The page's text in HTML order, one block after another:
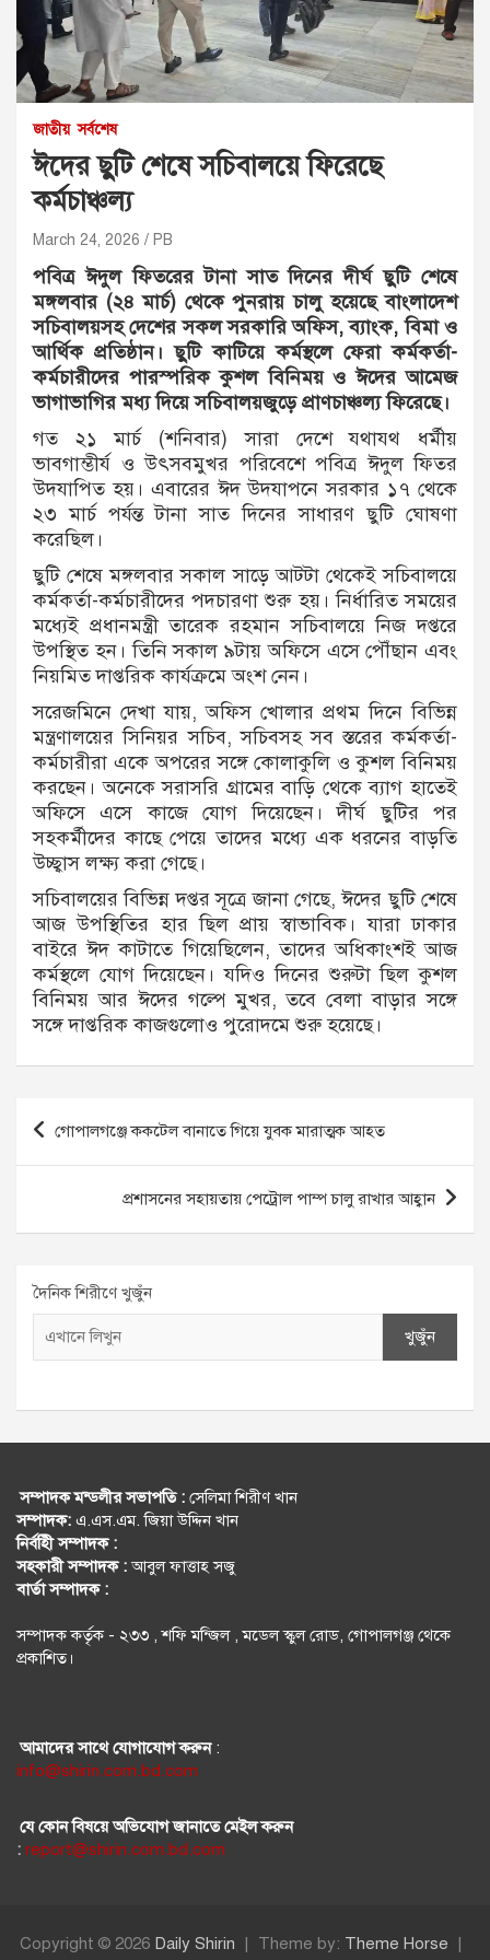
জাতীয় সর্বশেষ
ঈদের ছুটি শেষে সচিবালয়ে ফিরেছে
কর্মচাঞ্চল্য
March 24, 2026 PB
পবিত্র ঈদুল ফিতরের টানা সাত দিনের দীর্ঘ ছুটি শেষে
মঙ্গলবার (২৪ মার্চ) থেকে পুনরায় চালু হয়েছে বাংলাদেশ
সচিবালয়সহ দেশের সকল সরকারি অফিস, ব্যাংক, বিমা ও
আর্থিক প্রতিষ্ঠান। ছুটি কাটিয়ে কর্মস্থলে ফেরা কর্মকর্তা-
কর্মচারীদের পারস্পরিক কুশল বিনিময় ও ঈদের আমেজ
ভাগাভাগির মধ্য দিয়ে সচিবালয়জুড়ে প্রাণচাঞ্চল্য ফিরেছে।
গত ২১ মার্চ (শনিবার) সারা দেশে যথাযথ ধর্মীয়
ভাবগাম্ভীর্য ও উৎসবমুখর পরিবেশে পবিত্র ঈদুল ফিতর
উদযাপিত হয়। এবারের ঈদ উদযাপনে সরকার ১৭ থেকে
২৩ মার্চ পর্যন্ত টানা সাত দিনের সাধারণ ছুটি ঘোষণা
করেছিল।
ছুটি শেষে মঙ্গলবার সকাল সাড়ে আটটা থেকেই সচিবালয়ে
কর্মকর্তা-কর্মচারীদের পদচারণা শুরু হয়। নির্ধারিত সময়ের
মধ্যেই প্রধানমন্ত্রী তারেক রহমান সচিবালয়ে নিজ দপ্তরে
উপস্থিত হন। তিনি সকাল ৯টায় অফিসে এসে পৌঁছান এবং
নিয়মিত দাপ্তরিক কার্যক্রমে অংশ নেন।
সরেজমিনে দেখা যায়, অফিস খোলার প্রথম দিনে বিভিন্ন
মন্ত্রণালয়ের সিনিয়র সচিব, সচিবসহ সব স্তরের কর্মকর্তা-
কর্মচারীরা একে অপরের সঙ্গে কোলাকুলি ও কুশল বিনিময়
করছেন। অনেকে সরাসরি গ্রামের বাড়ি থেকে ব্যাগ হাতেই
অফিসে এসে কাজে যোগ দিয়েছেন। দীর্ঘ ছুটির পর
সহকর্মীদের কাছে পেয়ে তাদের মধ্যে এক ধরনের বাড়তি
উচ্ছ্বাস লক্ষ্য করা গেছে।
সচিবালয়ের বিভিন্ন দপ্তর সূত্রে জানা গেছে, ঈদের ছুটি শেষে
আজ উপস্থিতির হার ছিল প্রায় স্বাভাবিক। যারা ঢাকার
বাইরে ঈদ কাটাতে গিয়েছিলেন, তাদের অধিকাংশই আজ
কর্মস্থলে যোগ দিয়েছেন। যদিও দিনের শুরুটা ছিল কুশল
বিনিময় আর ঈদের গল্পে মুখর, তবে বেলা বাড়ার সঙ্গে
সঙ্গে দাপ্তরিক কাজগুলোও পুরোদমে শুরু হয়েছে।
Post
navigation
গোপালগঞ্জে ককটেল বানাতে গিয়ে যুবক মারাত্মক আহত
প্রশাসনের সহায়তায় পেট্রোল পাম্প চালু রাখার আহ্বান
দৈনিক শিরীণে খুজুঁন
খুজুঁন
সম্পাদক মন্ডলীর সভাপতি : সেলিমা শিরীণ খান
সম্পাদক: এ.এস.এম. জিয়া উদ্দিন খান
নির্বহিী সম্পাদক :
সহকারী সম্পাদক :আবুল ফাত্তাহ সজু
বার্তা সম্পাদক :
সম্পাদক কর্তৃক - ২৩৩ , শফি মন্জিল , মডেল স্কুল রোড, গোপালগঞ্জ থেকে
প্রকাশিত।
আমাদের সাথে যোগাযোগ করুন:
info@shirin.com.bd.com
যে কোন বিষয়ে অভিযোগ জানাতে মেইল করুন
: report@shirin.com.bd.com
Copyright © 2026 Daily Shirin Theme by: Theme Horse